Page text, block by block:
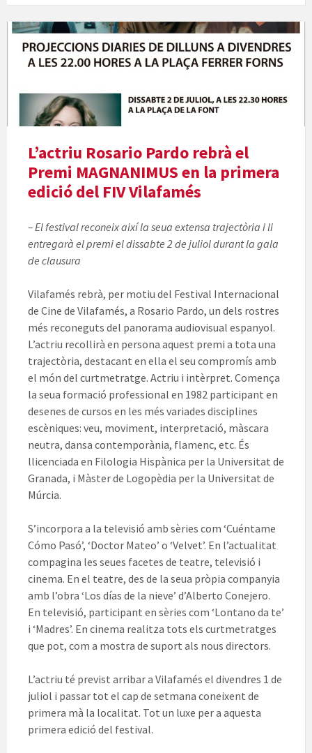
L’actriu Rosario Pardo rebrà el
Premi MAGNANIMUS en la primera
edició del FIV Vilafamés
– El festival reconeix així la seua extensa trajectòria i li
entregarà el premi el dissabte 2 de juliol durant la gala
de clausura
Vilafamés rebrà, per motiu del Festival Internacional
de Cine de Vilafamés, a Rosario Pardo, un dels rostres
més reconeguts del panorama audiovisual espanyol.
L’actriu recollirà en persona aquest premi a tota una
trajectòria, destacant en ella el seu compromís amb
el món del curtmetratge. Actriu i intèrpret. Comença
la seua formació professional en 1982 participant en
desenes de cursos en les més variades disciplines
escèniques: veu, moviment, interpretació, màscara
neutra, dansa contemporània, flamenc, etc. És
llicenciada en Filologia Hispànica per la Universitat de
Granada, i Màster de Logopèdia per la Universitat de
Múrcia.
S’incorpora a la televisió amb sèries com ‘Cuéntame
Cómo Pasó’, ‘Doctor Mateo’ o ‘Velvet’. En l’actualitat
compagina les seues facetes de teatre, televisió i
cinema. En el teatre, des de la seua pròpia companyia
amb l’obra ‘Los días de la nieve’ d’Alberto Conejero.
En televisió, participant en sèries com ‘Lontano da te’
i ‘Madres’. En cinema realitza tots els curtmetratges
que pot, com a mostra de suport als nous directors.
L’actriu té previst arribar a Vilafamés el divendres 1 de
juliol i passar tot el cap de setmana coneixent de
primera mà la localitat. Tot un luxe per a aquesta
primera edició del festival.